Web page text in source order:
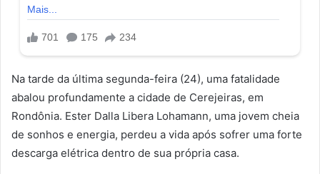
Na tarde da última segunda-feira (24), uma fatalidade
abalou profundamente a cidade de Cerejeiras, em
Rondônia. Ester Dalla Libera Lohamann, uma jovem cheia
de sonhos e energia, perdeu a vida após sofrer uma forte
descarga elétrica dentro de sua própria casa.